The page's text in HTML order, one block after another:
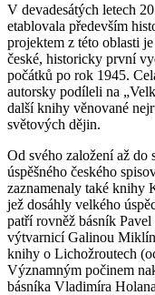
V devadesátých letech
etablovala především
projektem z této oblasti
české, historicky první
počátků po rok 1945.
autorsky podíleli na
další knihy věnované
světových dějin.
Od svého založení až do
úspěšného českého
zaznamenaly také knihy
jež dosáhly velkého
patří rovněž básník
výtvarnicí Galinou
knihy o Lichožroutech
Významným počinem
básníka Vladimíra